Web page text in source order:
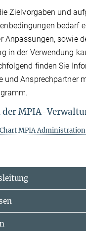
Zielvorgaben und
bedarf
Anpassungen, sowie
in der Verwendung
finden Sie
und Ansprechpartner
der MPIA-
MPIA Administration